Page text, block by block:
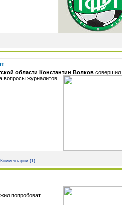
области Константин Волков совершил
вопросы журналитов.
Комментарии (1)
попробоват